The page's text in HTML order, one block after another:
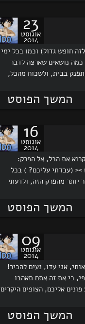
23
אוגוסט
2014
חופש גדול) וכמו בכל ימי
כמה נושאים שארצה לדבר
בבית, ולשכוח מהכל,
המשך הפוסט
16
אוגוסט
2014
את הכל, אל הפרק:
(עבדתי עליכם? ) בכל
פרק אדיר יותר מהפרק הזה, ולדעתי
המשך הפוסט
09
אוגוסט
2014
אני עדו, נעים להכיר!
יופי, כי את זה אתם תאהבו
אליכם, הצופים היקרים
המשך הפוסט